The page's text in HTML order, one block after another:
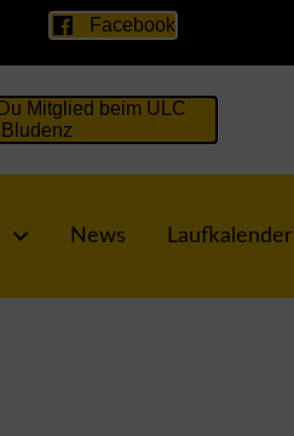
Facebook
Mitglied beim ULC
Bludenz
News Laufkalender